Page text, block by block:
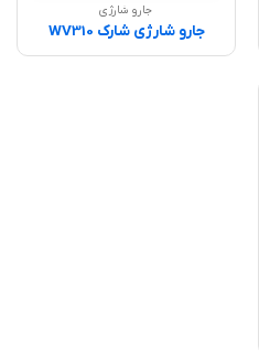
جارو شارژی
جارو شارژی شارک WV310